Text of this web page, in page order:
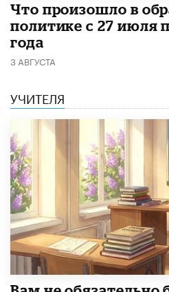
​Что произошло в
политике с 27 июля
года
3 АВГУСТА
УЧИТЕЛЯ